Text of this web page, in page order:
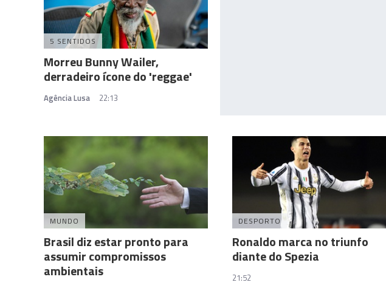
5 SENTIDOS
Morreu Bunny Wailer,
derradeiro ícone do 'reggae'
Agência Lusa 22:13
MUNDO
Brasil diz estar pronto para
assumir compromissos
ambientais
DESPORTO
Ronaldo marca no triunfo
diante do Spezia
21:52